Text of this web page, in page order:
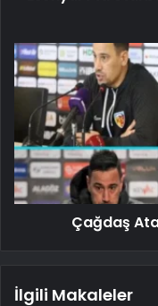
Çağdaş
İlgili Makaleler